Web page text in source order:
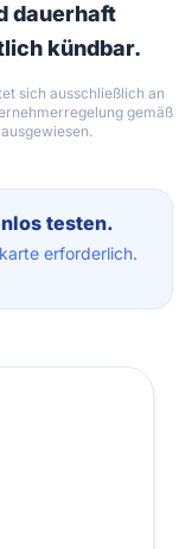
dauerhaft
kündbar.
sich ausschließlich an
gemäß
testen.
erforderlich.